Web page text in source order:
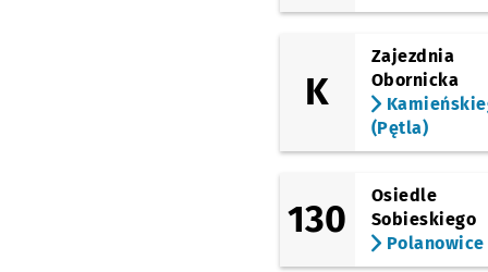
Krzyżanowice
Krzyżanowice - Polna
Psary - Wiadukt
Psary - Parkowa NŻ
K
Zajezdnia
Obornicka
(Pętla)
130
Osiedle
Sobieskiego
Polanowice